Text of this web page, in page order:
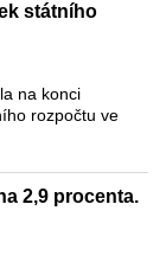
státního
na konci
rozpočtu ve
2,9 procenta.